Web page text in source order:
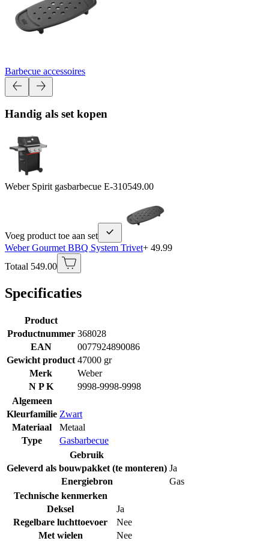
Barbecue accessoires
Handig als set kopen
Weber Spirit gasbarbecue E-310549.00
Voeg product toe aan set
Weber Gourmet BBQ System Trivet+ 49.99
Totaal 549.00
Specificaties
Product
Productnummer 368028
EAN
0077924890086
Gewicht product 47000 gr
Merk
Weber
N P K
9998-9998-9998
Algemeen
Kleurfamilie Zwart
Materiaal
Metaal
Type
Gasbarbecue
Gebruik
Geleverd als bouwpakket (te monteren) Ja
Energiebron
Gas
Technische kenmerken
Deksel
Ja
Regelbare luchttoevoer
Nee
Met wielen
Nee